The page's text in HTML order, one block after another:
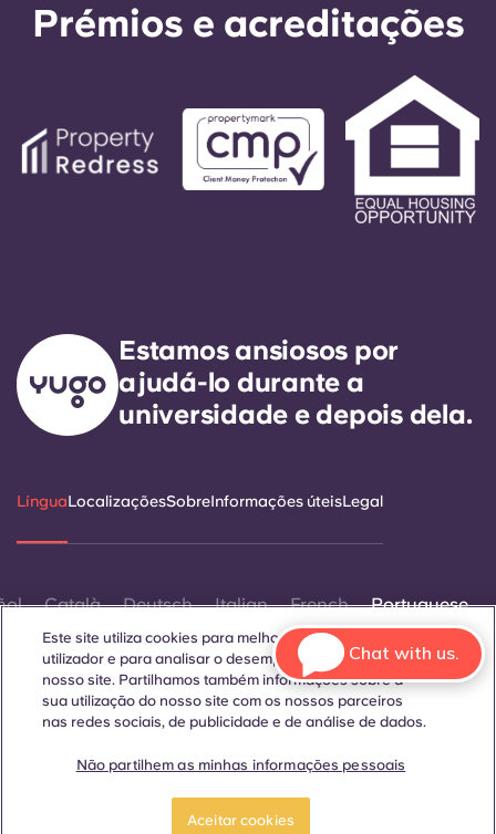
Reserve já
Prémios e acreditações
Estamos ansiosos por
ajudá-lo durante a
universidade e depois dela.
LínguaLocalizaçõesSobreInformações úteisLegal
Català Deutsch Italian French Portuguese
Contactar-nos
Este site utiliza cookies para melhorar a experiência do
utilizador e para analisar o desempenho e o tráfego no
nosso site. Partilhamos também informações sobre a
sua utilização do nosso site com os nossos parceiros
nas redes sociais, de publicidade e de análise de dados.
Não partilhem as minhas informações pessoais
Aceitar cookies
Chat with us.